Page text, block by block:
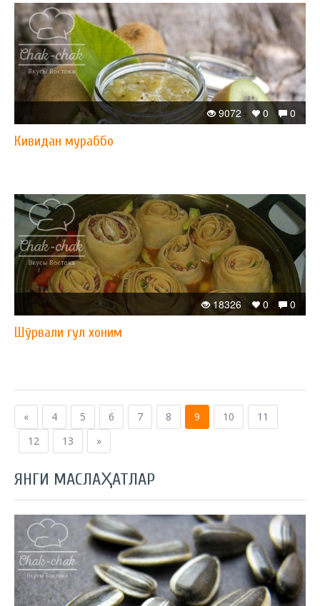
0
0
9072
Кивидан мураббо
0
0
18326
Шўрвали гул хоним
« 4 5 6 7 8 9 10
11
12
13 »
ЯНГИ МАСЛАҲАТЛАР